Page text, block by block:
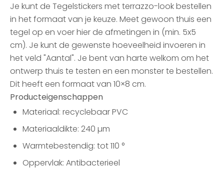
Je kunt de Tegelstickers met terrazzo-look bestellen
in het formaat van je keuze. Meet gewoon thuis een
tegel op en voer hier de afmetingen in (min. 5x5
cm). Je kunt de gewenste hoeveelheid invoeren in
het veld "Aantal". Je bent van harte welkom om het
ontwerp thuis te testen en een monster te bestellen.
Dit heeft een formaat van 10×8 cm.
Producteigenschappen
Materiaal: recyclebaar PVC
Materiaaldikte: 240 µm
Warmtebestendig: tot 110 °
Oppervlak: Antibacterieel